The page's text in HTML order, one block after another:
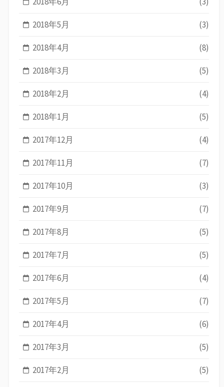
2018年5月 (3)
2018年4月 (8)
2018年3月 (5)
2018年2月 (4)
2018年1月 (5)
2017年12月 (4)
2017年11月 (7)
2017年10月 (3)
2017年9月 (7)
2017年8月 (5)
2017年7月 (5)
2017年6月 (4)
2017年5月 (7)
2017年4月 (6)
2017年3月 (5)
2017年2月 (5)